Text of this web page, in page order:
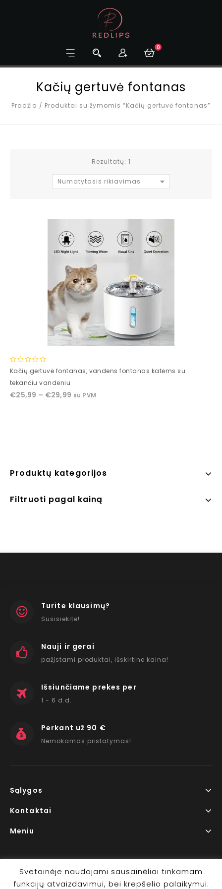
0
Kačių gertuvė fontanas
Pradžia / Produktai su žymomis “Kačių gertuvė fontanas”
Rezultatų: 1
Numatytasis rikiavimas
0
of
5
Kačių gertuvė fontanas, vandens fontanas katėms su
tekančiu vandeniu
€25,99 – €29,99 su PVM
Produktų kategorijos
Filtruoti pagal kainą
Turite klausimų?
Susisiekite!
Nauji ir gerai
pažįstami produktai, išskirtine kaina!
Išsiunčiame prekes per
1 - 6 d.d.
Perkant už 90 €
Nemokamas pristatymas!
Sąlygos
Kontaktai
Meniu
Svetainėje naudojami sausainėliai tinkamam
funkcijų atvaizdavimui, bei krepšelio palaikymui.